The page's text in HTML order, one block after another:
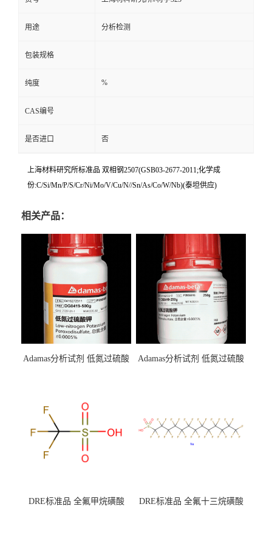
用途 分析检测
包装规格
纯度 %
CAS编号
是否进口 否
上海材料研究所标准品 双相钢2507(GSB03-2677-2011;化学成
份:C/Si/Mn/P/S/Cr/Ni/Mo/V/Cu/N//Sn/As/Co/W/Nb)(泰坦供应)
相关产品：
Adamas分析试剂 低氮过硫酸
（泰坦现货供应）
Adamas分析试剂 低氮过硫酸
DRE标准品 全氟甲烷磺酸
DRE标准品 全氟十三烷磺酸